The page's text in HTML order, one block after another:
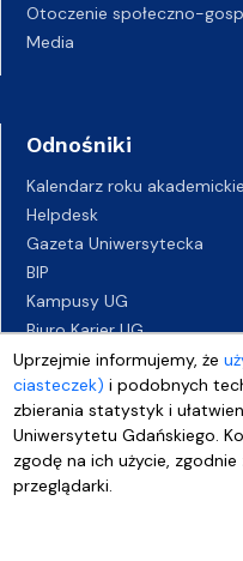
Uprzejmie informujemy, że
ciasteczek) i podobnych
zbierania statystyk i
Uniwersytetu Gdańskiego.
zgodę na ich użycie,
przeglądarki.
Otoczenie społeczno-
Media
Odnośniki
Kalendarz roku
Helpdesk
Gazeta Uniwersytecka
BIP
Kampusy UG
Biuro Karier UG
Oferty pracy
Deklaracja dostępności